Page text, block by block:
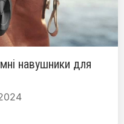
навушники для